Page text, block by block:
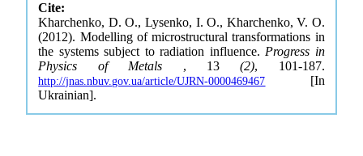
Cite:
Kharchenko, D. O., Lysenko, I. O., Kharchenko, V. O.
(2012). Modelling of microstructural transformations in
the systems subject to radiation influence. Progress in
Physics of Metals , 13(2), 101-187.
http://jnas.nbuv.gov.ua/article/UJRN-0000469467 [In
Ukrainian].